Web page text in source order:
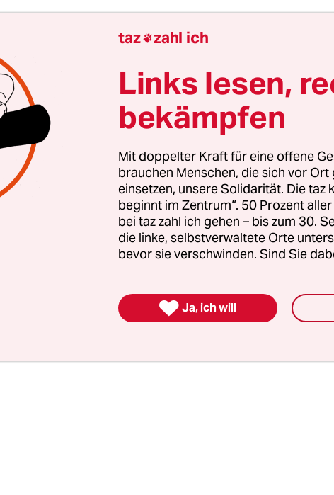
| Nigeria steht unter Schock, nachdem einer der
der Geschichte des Landes vermutlich mehrere
hat. Medienberichten zufolge fielen am
über 200 Menschen einer koordinierten
flankiert von gezieltem
wichtigsten Moscheen des Vielvölkerstaates zum
der Anschlagsserie aus der zentralen Moschee
Stadt im muslimisch geprägten Norden
Teppiche verkohlter Leichen. Die normalerweise
sozialen Netzwerke des Landes zeigen sich
der Brutalität wie erstarrt.
taz zahl ich
Links lesen,
bekämpfen
Mit doppelter Kraft für eine offene
brauchen Menschen, die sich vor
einsetzen, unsere Solidarität. Die taz
beginnt im Zentrum“. 50 Prozent
bei taz zahl ich gehen – bis zum 30.
die linke, selbstverwaltete Orte
bevor sie verschwinden. Sind Sie
 Ja, ich will